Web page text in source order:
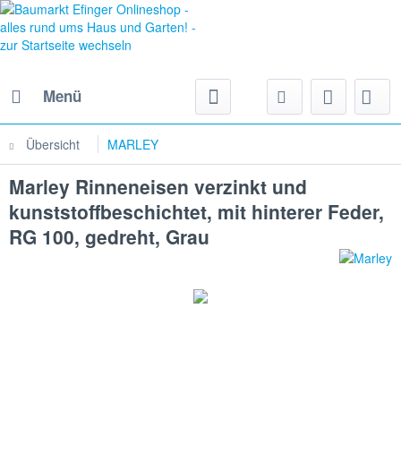
Menü
Übersicht MARLEY
Marley Rinneneisen verzinkt und
kunststoffbeschichtet, mit hinterer Feder,
RG 100, gedreht, Grau